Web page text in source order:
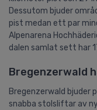
Dessutom bjuder
pist medan ett par
Alpenarena
dalen samlat sett har
Bregenzerwald
Bregenzerwald bjuder
snabba stolsliftar av